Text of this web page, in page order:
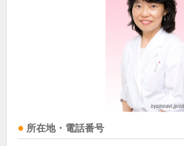
所在地・電話番号